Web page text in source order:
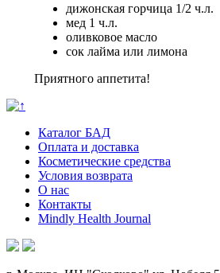
дижонская горчица 1/2 ч.л.
мед 1 ч.л.
оливковое масло
сок лайма или лимона
Приятного аппетита!
Каталог БАД
Оплата и доставка
Косметические средства
Условия возврата
О нас
Контакты
Mindly Health Journal